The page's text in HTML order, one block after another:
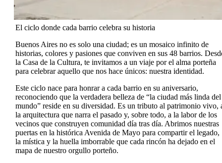
El ciclo donde cada barrio celebra su historia
Buenos Aires no es solo una ciudad; es un mosaico infinito de
historias, colores y pasiones que conviven en sus 48 barrios.
la Casa de la Cultura, te invitamos a un viaje por el alma porteña
para celebrar aquello que nos hace únicos: nuestra identidad.
Este ciclo nace para honrar a cada barrio en su aniversario,
reconociendo que la verdadera belleza de “la ciudad más linda del
mundo” reside en su diversidad. Es un tributo al patrimonio vivo,
la arquitectura que narra el pasado y, sobre todo, a la labor de los
vecinos que construyen comunidad día tras día. Abrimos nuestras
puertas en la histórica Avenida de Mayo para compartir el legado,
la mística y la huella imborrable que cada rincón ha dejado en el
mapa de nuestro orgullo porteño.